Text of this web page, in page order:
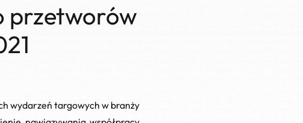
przetworów
wydarzeń targowych w branży